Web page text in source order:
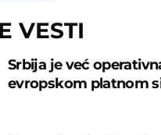
VESTI
Srbija je već
evropskom platnom